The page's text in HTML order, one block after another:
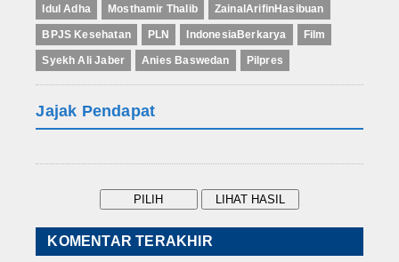
Idul Adha Mosthamir Thalib ZainalArifinHasibuan
BPJS Kesehatan PLN IndonesiaBerkarya Film
Syekh Ali Jaber Anies Baswedan Pilpres
Jajak Pendapat
KOMENTAR TERAKHIR